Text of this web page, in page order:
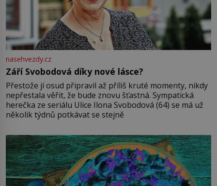
nasehvezdy.cz
Září Svobodová díky nové lásce?
Přestože jí osud připravil až příliš kruté momenty, nikdy
nepřestala věřit, že bude znovu šťastná. Sympatická
herečka ze seriálu Ulice Ilona Svobodová (64) se má už
několik týdnů potkávat se stejně